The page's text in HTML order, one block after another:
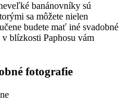
banánovníky sú
sa môžete nielen
budete mať iné svadobné
blízkosti Paphosu vám
fotografie